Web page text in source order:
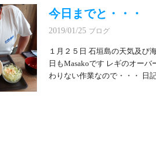
今日までと・・・
2019/01/25 ブログ
１月２５日 石垣島の天気及
日もMasakoです レギのオー
わりない作業なので・・・ 日